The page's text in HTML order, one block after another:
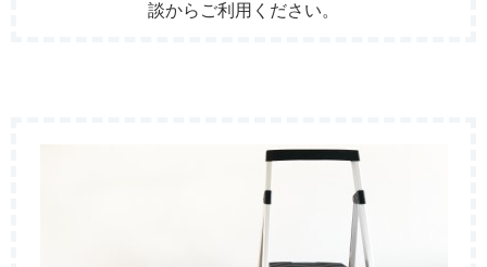
談からご利用ください。